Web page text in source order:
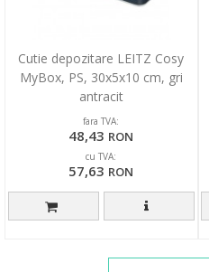
Cutie depozitare LEITZ Cosy
MyBox, PS, 30x5x10 cm, gri
antracit
fara TVA:
48,43 RON
cu TVA:
57,63 RON